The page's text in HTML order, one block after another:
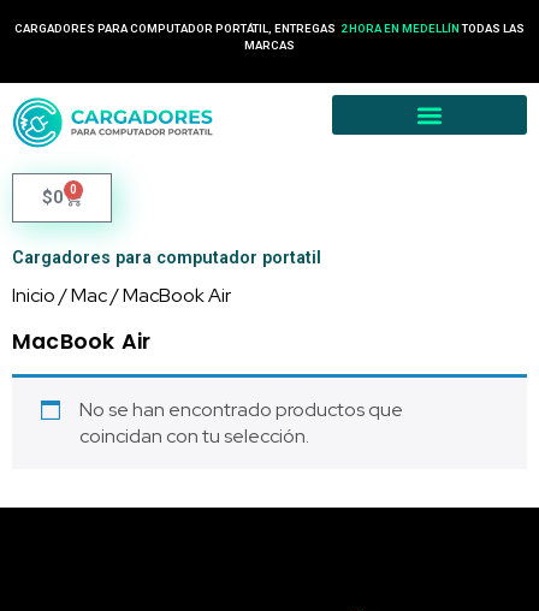
CARGADORES PARA COMPUTADOR PORTÁTIL, ENTREGAS 2 HORA EN MEDELLÍN TODAS LAS
MARCAS
$0 0
Cargadores para computador portatil
Inicio/Mac/ MacBook Air
MacBook Air
No se han encontrado productos que
coincidan con tu selección.